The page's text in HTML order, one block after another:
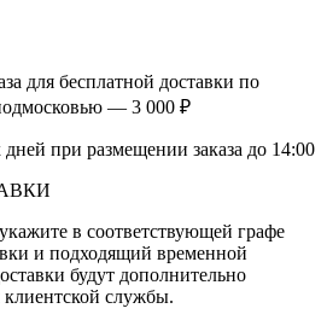
для бесплатной доставки по
— 3 000 ₽
дней при размещении заказа до 14:00
в соответствующей графе
и подходящий временной
будут дополнительно
клиентской службы.